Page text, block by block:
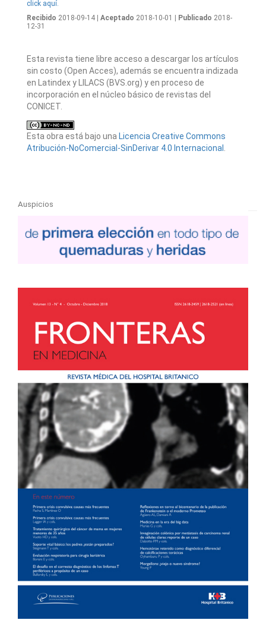
click aquí.
Recibido 2018-09-14 | Aceptado 2018-10-01 | Publicado 2018-
12-31
Esta revista tiene libre acceso a descargar los artículos
sin costo (Open Acces), además se encuentra indizada
en Latindex y LILACS (BVS.org) y en proceso de
incorporación en el núcleo básico de revistas del
CONICET.
Esta obra está bajo una Licencia Creative Commons
Atribución-NoComercial-SinDerivar 4.0 Internacional
Auspicios